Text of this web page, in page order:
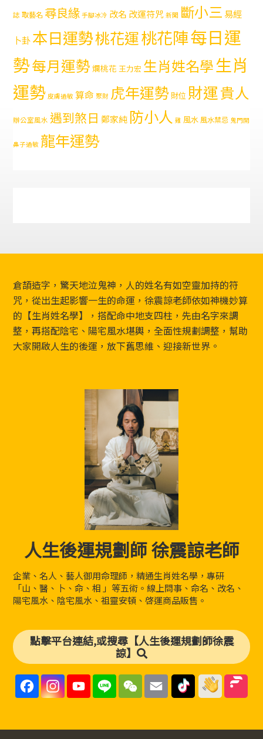
誌 取藝名 尋良緣 手腳冰冷 改名 改運符咒 新聞 斷小三易經
卜卦本日運勢桃花運桃花陣每日運
勢每月運勢 爛桃花 王力宏 生肖姓名學生肖
運勢 皮膚過敏 算命 聚財 虎年運勢 財位 財運貴人
辦公室風水 遇到煞日 鄭家純 防小人 雞 風水 風水禁忌 鬼門開
鼻子過敏 龍年運勢
Footer
倉頡造字，驚天地泣鬼神，人的姓名有如空靈加持的符
咒，從出生起影響一生的命運，徐震諒老師依如神機妙算
的【生肖姓名學】，搭配命中地支四柱，先由名字來調
整，再搭配陰宅、陽宅風水堪輿，全面性規劃調整，幫助
大家開啟人生的後運，放下舊思維、迎接新世界。
人生後運規劃師 徐震諒老師
企業、名人、藝人御用命理師，精通生肖姓名學，專研
「山、醫、卜、命、相 」等五術。線上問事、命名、改名、
陽宅風水、陰宅風水、祖靈安頓、啓運商品販售。
點擊平台連結,或搜尋【人生後運規劃師徐震
諒】
F
a
c
o
I
s
r
Y
u
e
L
n
W
C
E
a